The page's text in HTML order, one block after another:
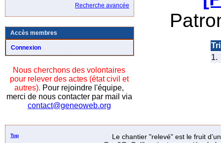
Recherche avancée
Accès membres
Connexion
Nous cherchons des volontaires
pour relever des actes (état civil et
autres). Pour rejoindre l'équipe,
merci de nous contacter par mail via
contact@geneoweb.org
1.
Top
Le chantier "relevé" est le fruit